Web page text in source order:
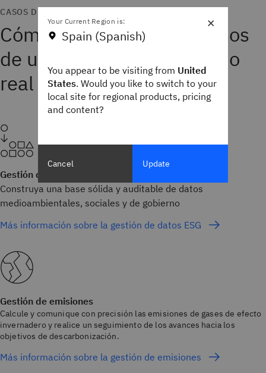
CASOS DE USO
Cómo Envizi apoya los casos
de uso de ESG en el mundo
real
Gestión de datos ESG
Construya una base sólida y auditable de datos
medioambientales, sociales y de gobierno
Más información sobre la gestión de datos ESG
Gestión de emisiones
Calcule y comunique con precisión las emisiones de gases de efecto
invernadero y realice un seguimiento de los avances hacia los
objetivos de descarbonización.
Más información sobre la gestión de emisiones
×
Your Current Region is:
Spain (Spanish)
You appear to be visiting from United
States. Would you like to switch to your
local site for regional products, pricing
and content?
Cancel Update